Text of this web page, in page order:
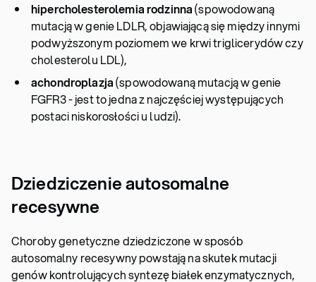
hipercholesterolemia rodzinna(spowodowaną
mutacją w genie LDLR, objawiającą się między innymi
podwyższonym poziomem we krwi triglicerydów czy
cholesterolu LDL),
achondroplazja(spowodowaną mutacją w genie
FGFR3 - jest to jedna z najczęściej występujących
postaci niskorosłości u ludzi).
Dziedziczenie autosomalne
recesywne
Choroby genetyczne dziedziczone w sposób
autosomalny recesywny powstają na skutek mutacji
genów kontrolujących syntezę białek enzymatycznych,